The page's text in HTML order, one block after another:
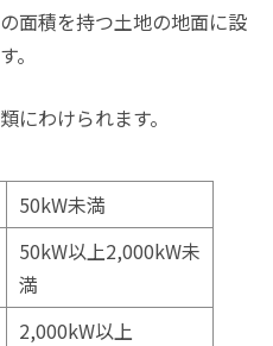
面積を持つ土地の地面に設
。
にわけられます。
50kW未満
50kW以上2,000kW未
満
2,000kW以上